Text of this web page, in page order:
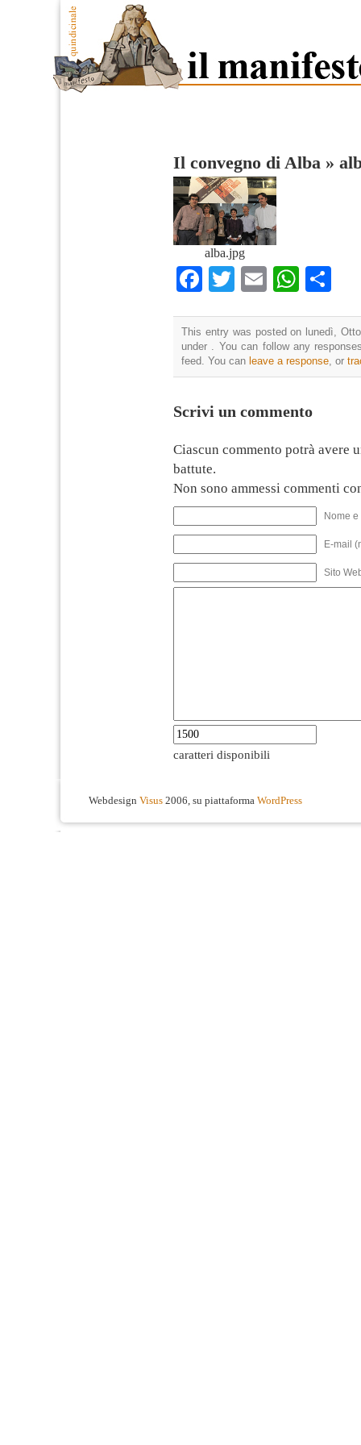
Il convegno di Alba »
alba.jpg
Facebook
TwitterEmail
This entry was posted on lunedì,
under . You can follow any
feed. You can leave a response, or
Scrivi un commento
Ciascun commento potrà avere
battute.
Non sono ammessi commenti
Nome
E-mail
Sito
caratteri disponibili
Webdesign Visus 2006, su piattaforma WordPress